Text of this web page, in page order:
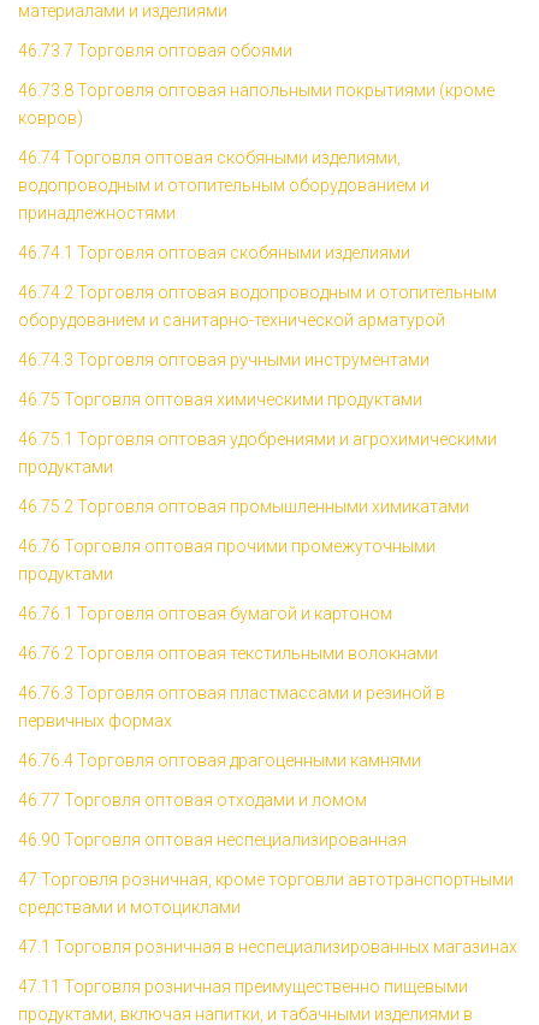
материалами и изделиями
46.73.7 Торговля оптовая обоями
46.73.8 Торговля оптовая напольными покрытиями (кроме
ковров)
46.74 Торговля оптовая скобяными изделиями,
водопроводным и отопительным оборудованием и
принадлежностями
46.74.1 Торговля оптовая скобяными изделиями
46.74.2 Торговля оптовая водопроводным и отопительным
оборудованием и санитарно-технической арматурой
46.74.3 Торговля оптовая ручными инструментами
46.75 Торговля оптовая химическими продуктами
46.75.1 Торговля оптовая удобрениями и агрохимическими
продуктами
46.75.2 Торговля оптовая промышленными химикатами
46.76 Торговля оптовая прочими промежуточными
продуктами
46.76.1 Торговля оптовая бумагой и картоном
46.76.2 Торговля оптовая текстильными волокнами
46.76.3 Торговля оптовая пластмассами и резиной в
первичных формах
46.76.4 Торговля оптовая драгоценными камнями
46.77 Торговля оптовая отходами и ломом
46.90 Торговля оптовая неспециализированная
47 Торговля розничная, кроме торговли автотранспортными
средствами и мотоциклами
47.1 Торговля розничная в неспециализированных магазинах
47.11 Торговля розничная преимущественно пищевыми
продуктами, включая напитки, и табачными изделиями в